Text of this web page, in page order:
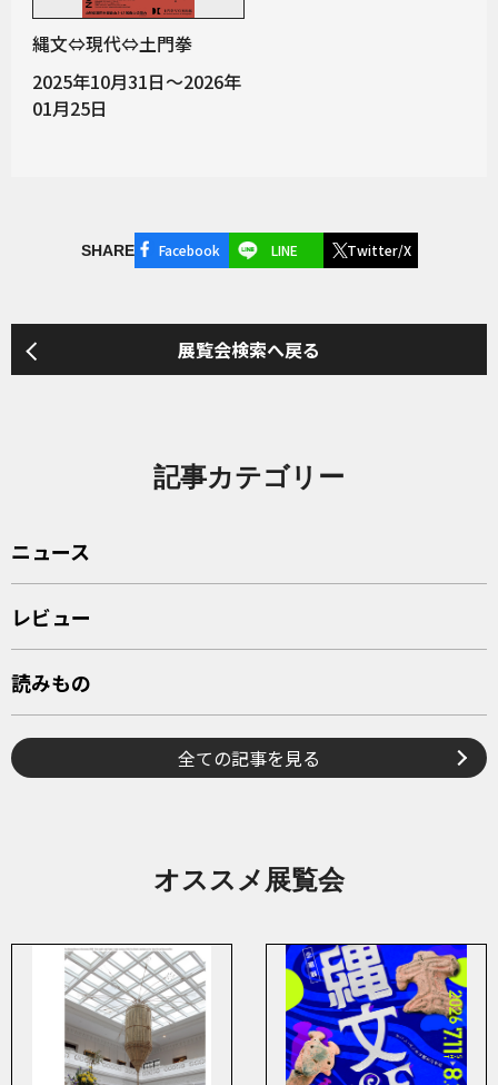
縄文⇔現代⇔土門拳
2025年10月31日～2026年
01月25日
SHARE Facebook LINE Twitter/X
展覧会検索へ戻る
記事カテゴリー
ニュース
レビュー
読みもの
全ての記事を見る
オススメ展覧会